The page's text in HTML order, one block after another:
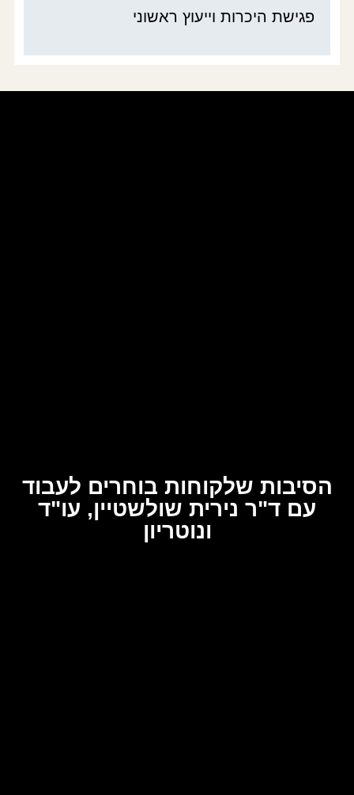
פגישת היכרות וייעוץ ראשוני
הסיבות שלקוחות בוחרים לעבוד
עם ד"ר נירית שולשטיין, עו"ד
ונוטריון